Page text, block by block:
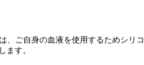
ご自身の血液を使用するためシリ
ます。